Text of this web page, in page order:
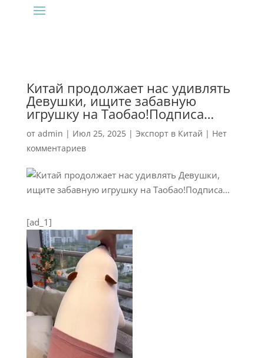
Китай продолжает нас удивлять
Девушки, ищите забавную
игрушку на Таобао!Подписа…
от admin | Июл 25, 2025| Экспорт в Китай | Нет
комментариев
[ad_1]